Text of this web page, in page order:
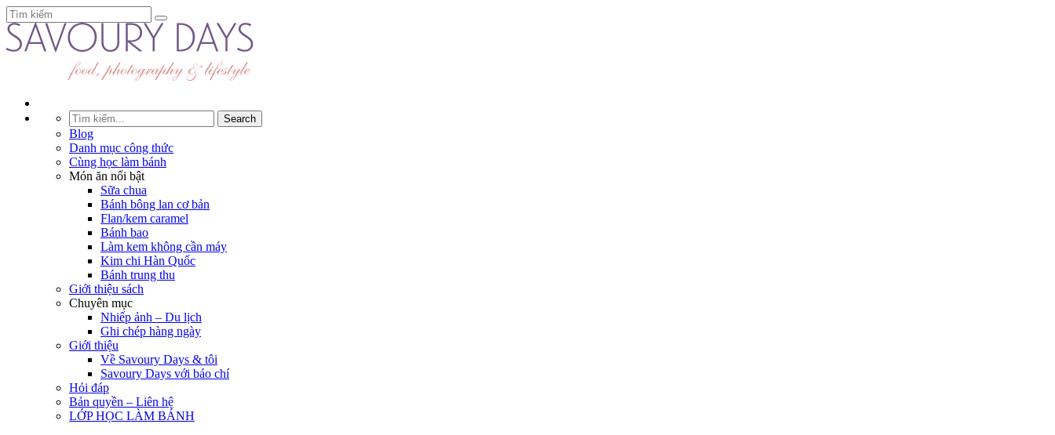
Blog
Danh mục công thức
Cùng học làm bánh
Món ăn nổi bật
Sữa chua
Bánh bông lan cơ bản
Flan/kem caramel
Bánh bao
Làm kem không cần máy
Kim chi Hàn Quốc
Bánh trung thu
Giới thiệu sách
Chuyên mục
Nhiếp ảnh – Du lịch
Ghi chép hàng ngày
Giới thiệu
Về Savoury Days & tôi
Savoury Days với báo chí
Hỏi đáp
Bản quyền – Liên hệ
LỚP HỌC LÀM BÁNH